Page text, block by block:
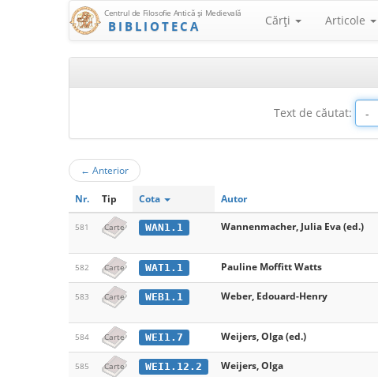
Centrul de Filosofie Antică şi Medievală
BIBLIOTECA Cărţi Articole
Text de căutat:
← Anterior
Nr. Tip Cota Autor
581 Carte WAN1.1 Wannenmacher, Julia Eva (ed.)
582 Carte WAT1.1 Pauline Moffitt Watts
583 Carte WEB1.1 Weber, Edouard-Henry
584 Carte WEI1.7 Weijers, Olga (ed.)
585 Carte WEI1.12.2 Weijers, Olga